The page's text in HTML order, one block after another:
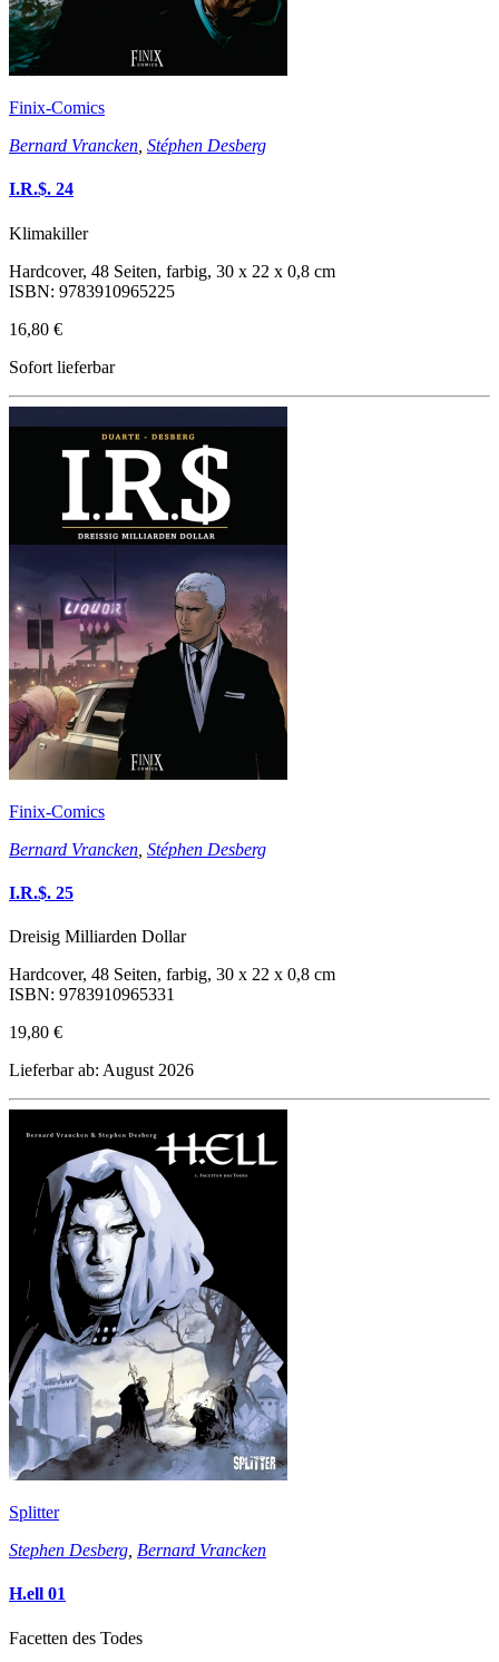
Finix-Comics
Bernard Vrancken Stéphen Desberg
I.R.$. 24
Klimakiller
Hardcover, 48 Seiten, farbig, 30 x 22 x 0,8 cm
ISBN: 9783910965225
16,80 €
Sofort lieferbar
Finix-Comics
Bernard Vrancken Stéphen Desberg
I.R.$. 25
Dreisig Milliarden Dollar
Hardcover, 48 Seiten, farbig, 30 x 22 x 0,8 cm
ISBN: 9783910965331
19,80 €
Lieferbar ab: August 2026
Splitter
Stephen Desberg Bernard Vrancken
H.ell 01
Facetten des Todes